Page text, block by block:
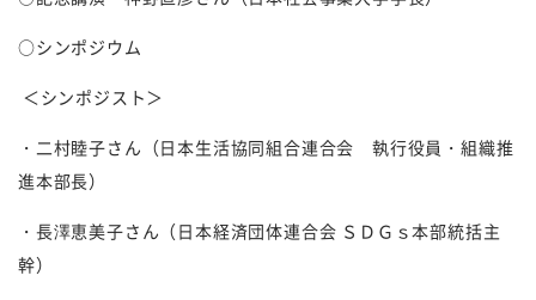
○シンポジウム
＜シンポジスト＞
・二村睦子さん（日本生活協同組合連合会 執行役員・組織推
進本部長）
・長澤恵美子さん（日本経済団体連合会 ＳＤＧｓ本部統括主
幹）